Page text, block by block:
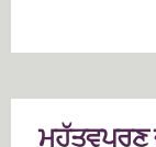
ਮਹੱਤਵਪੂਰਣ